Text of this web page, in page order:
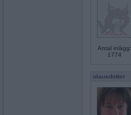
Antal inlägg:
1774
olausdotter